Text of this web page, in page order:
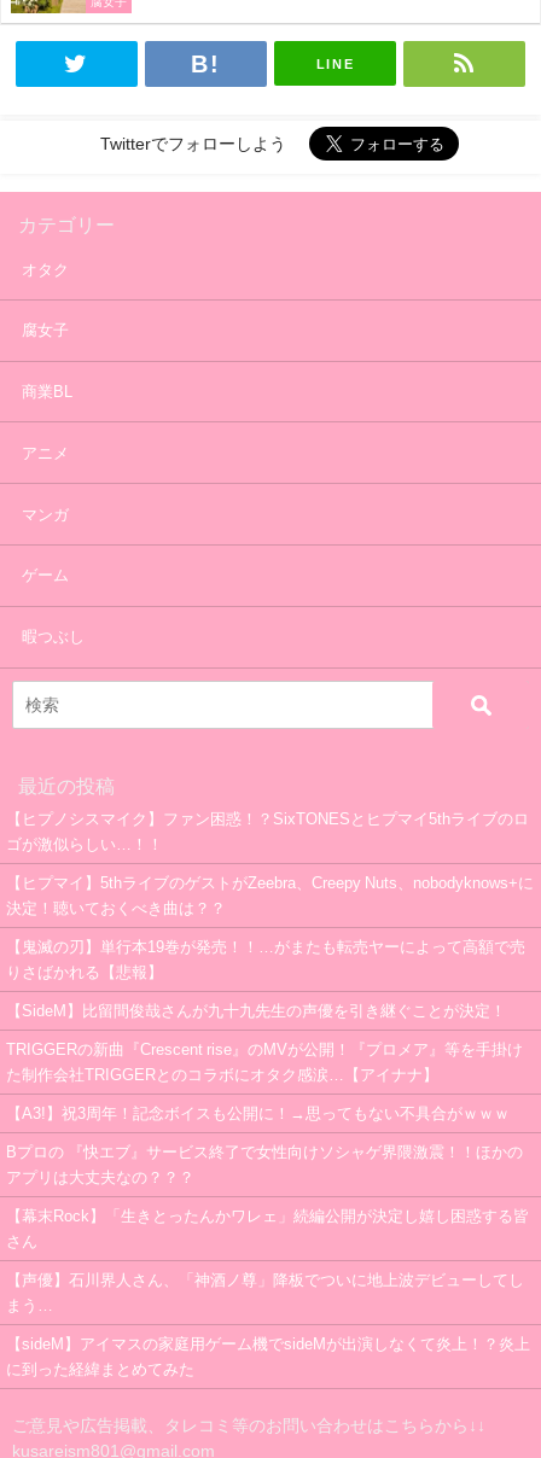
LINE
Twitterでフォローしよう
カテゴリー
オタク
腐女子
商業BL
アニメ
マンガ
ゲーム
暇つぶし
最近の投稿
【ヒプノシスマイク】ファン困惑！？SixTONESとヒプマイ5thライブのロ
ゴが激似らしい…！！
【ヒプマイ】5thライブのゲストがZeebra、Creepy Nuts、nobodyknows+に
決定！聴いておくべき曲は？？
【鬼滅の刃】単行本19巻が発売！！…がまたも転売ヤーによって高額で売
りさばかれる【悲報】
【SideM】比留間俊哉さんが九十九先生の声優を引き継ぐことが決定！
TRIGGERの新曲『Crescent rise』のMVが公開！『プロメア』等を手掛け
た制作会社TRIGGERとのコラボにオタク感涙…【アイナナ】
【A3!】祝3周年！記念ボイスも公開に！→思ってもない不具合がｗｗｗ
Bプロの 『快エブ』サービス終了で女性向けソシャゲ界隈激震！！ほかの
アプリは大丈夫なの？？？
【幕末Rock】「生きとったんかワレェ」続編公開が決定し嬉し困惑する皆
さん
【声優】石川界人さん、「神酒ノ尊」降板でついに地上波デビューしてし
まう…
【sideM】アイマスの家庭用ゲーム機でsideMが出演しなくて炎上！？炎上
に到った経緯まとめてみた
ご意見や広告掲載、タレコミ等のお問い合わせはこちらから↓↓
kusareism801@gmail.com